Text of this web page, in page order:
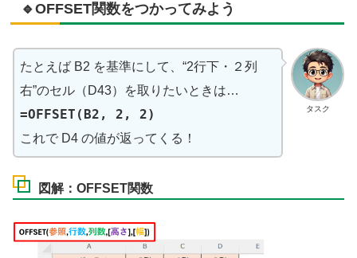
🔹OFFSET関数をつかってみよう
タスク
たとえば B2 を基準にして、“2行下・２列
右”のセル（D43）を取りたいときは…
=OFFSET(B2, 2, 2)
これで D4 の値が返ってくる！
図解：OFFSET関数